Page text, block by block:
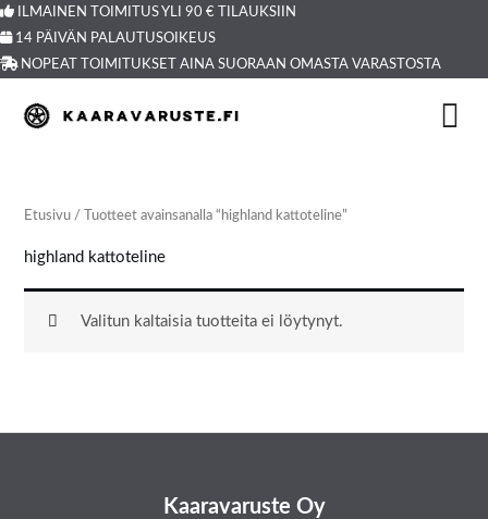
ILMAINEN TOIMITUS YLI 90 € TILAUKSIIN
14 PÄIVÄN PALAUTUSOIKEUS
NOPEAT TOIMITUKSET AINA SUORAAN OMASTA VARASTOSTA
Siirry
sisältöön
Etusivu / Tuotteet avainsanalla “highland kattoteline”
highland kattoteline
Valitun kaltaisia tuotteita ei löytynyt.
Kaaravaruste Oy